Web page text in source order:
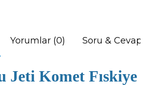
Yorumlar (0) Soru & Cevap
Jeti Komet Fıskiye